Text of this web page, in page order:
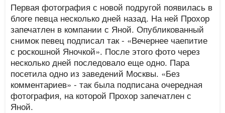
Первая фотография с новой подругой появилась в
блоге певца несколько дней назад. На ней Прохор
запечатлен в компании с Яной. Опубликованный
снимок певец подписал так - «Вечернее чаепитие
с роскошной Яночкой». После этого фото через
несколько дней последовало еще одно. Пара
посетила одно из заведений Москвы. «Без
комментариев» - так была подписана очередная
фотография, на которой Прохор запечатлен с
Яной.